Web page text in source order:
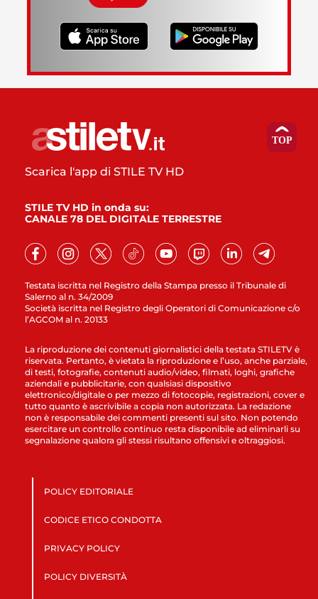
Testata iscritta nel Registro della Stampa presso il Tribunale di
Salerno al n. 34/2009
Società iscritta nel Registro degli Operatori di Comunicazione c/o
l’AGCOM al n. 20133
Scarica l'app di STILE TV HD
STILE TV HD in onda su:
CANALE 78 DEL DIGITALE TERRESTRE
La riproduzione dei contenuti giornalistici della testata STILETV è
riservata. Pertanto, è vietata la riproduzione e l’uso, anche parziale,
di testi, fotografie, contenuti audio/video, filmati, loghi, grafiche
aziendali e pubblicitarie, con qualsiasi dispositivo
elettronico/digitale o per mezzo di fotocopie, registrazioni, cover e
tutto quanto è ascrivibile a copia non autorizzata. La redazione
non è responsabile dei commenti presenti sul sito. Non potendo
esercitare un controllo continuo resta disponibile ad eliminarli su
segnalazione qualora gli stessi risultano offensivi e oltraggiosi.
POLICY EDITORIALE
CODICE ETICO CONDOTTA
PRIVACY POLICY
POLICY DIVERSITÀ